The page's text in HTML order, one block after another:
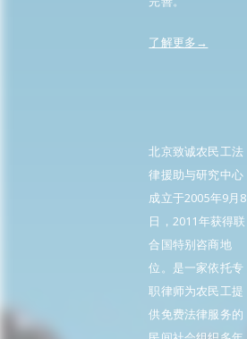
了解更多→
北京致诚农民工法
律援助与研究中心
成立于2005年9月8
日，2011年获得联
合国特别咨商地
位。是一家依托专
职律师为农民工提
供免费法律服务的